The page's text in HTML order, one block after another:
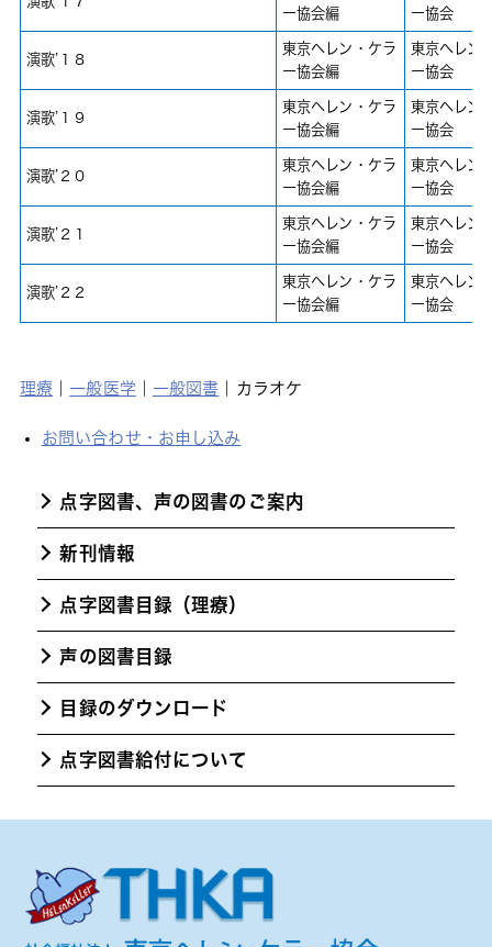
ー協会編
ー協会
演歌’１８
東京ヘレン・ケラ
ー協会編
東京ヘレン
ー協会
演歌’１９
東京ヘレン・ケラ
ー協会編
東京ヘレン
ー協会
演歌’２０
東京ヘレン・ケラ
ー協会編
東京ヘレン
ー協会
演歌’２１
東京ヘレン・ケラ
ー協会編
東京ヘレン
ー協会
演歌’２２
東京ヘレン・ケラ
ー協会編
東京ヘレン
ー協会
理療 一般医学 一般図書 カラオケ
お問い合わせ・お申し込み
点字図書、声の図書のご案内
新刊情報
点字図書目録（理療）
声の図書目録
目録のダウンロード
点字図書給付について